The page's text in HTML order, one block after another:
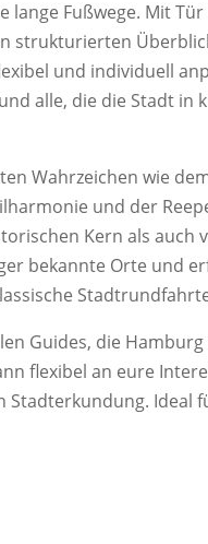
lange Fußwege. Mit
strukturierten
und individuell
alle, die die Stadt in
Wahrzeichen wie
und der
Kern als
bekannte Orte und
Guides, die
flexibel an eure
Ideal